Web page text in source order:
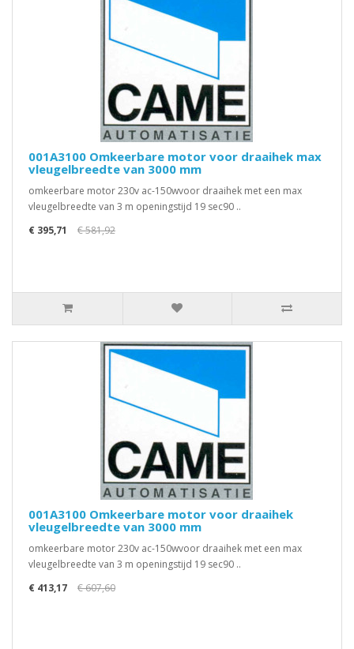
001A3100 Omkeerbare motor voor draaihek max
vleugelbreedte van 3000 mm
omkeerbare motor 230v ac-150wvoor draaihek met een max
vleugelbreedte van 3 m openingstijd 19 sec90 ..
€ 395,71
€ 581,92
001A3100 Omkeerbare motor voor draaihek
vleugelbreedte van 3000 mm
omkeerbare motor 230v ac-150wvoor draaihek met een max
vleugelbreedte van 3 m openingstijd 19 sec90 ..
€ 413,17
€ 607,60